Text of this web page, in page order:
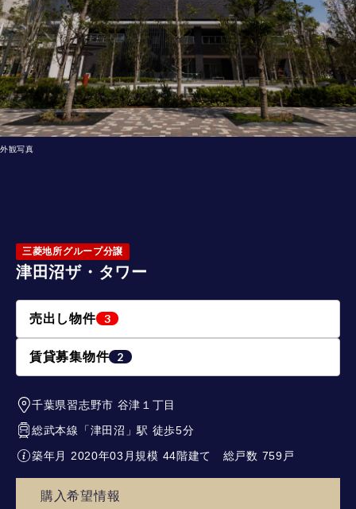
外観写真
三菱地所グループ分譲
津田沼ザ・タワー
売出し物件 3
賃貸募集物件 2
千葉県習志野市 谷津１丁目
総武本線
「津田沼 」駅 徒歩5分
築年月 2020年03月規模 44階建て 総戸数 759戸
購入希望情報